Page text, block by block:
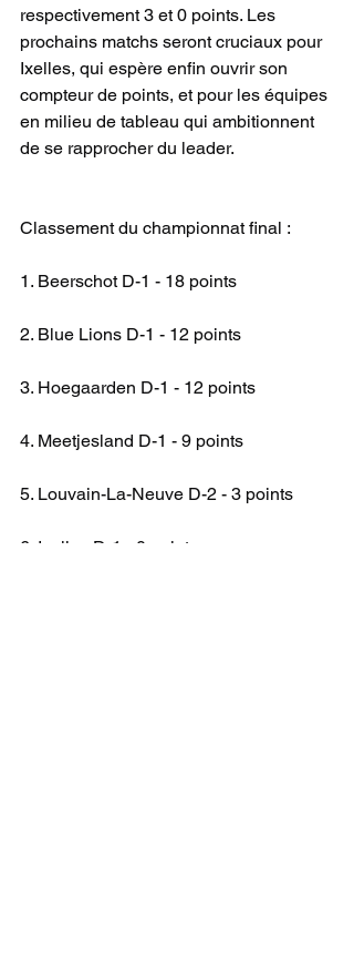
respectivement 3 et 0 points. Les
prochains matchs seront cruciaux pour
Ixelles, qui espère enfin ouvrir son
compteur de points, et pour les équipes
en milieu de tableau qui ambitionnent
de se rapprocher du leader.
Classement du championnat final :
1. Beerschot D-1 - 18 points
2. Blue Lions D-1 - 12 points
3. Hoegaarden D-1 - 12 points
4. Meetjesland D-1 - 9 points
5. Louvain-La-Neuve D-2 - 3 points
6. Ixelles D-1 - 0 point